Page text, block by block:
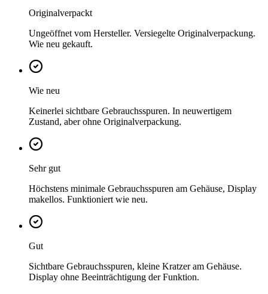
Originalverpackt
Ungeöffnet vom Hersteller. Versiegelte Originalverpackung.
Wie neu gekauft.
Wie neu
Keinerlei sichtbare Gebrauchsspuren. In neuwertigem
Zustand, aber ohne Originalverpackung.
Sehr gut
Höchstens minimale Gebrauchsspuren am Gehäuse, Display
makellos. Funktioniert wie neu.
Gut
Sichtbare Gebrauchsspuren, kleine Kratzer am Gehäuse.
Display ohne Beeinträchtigung der Funktion.